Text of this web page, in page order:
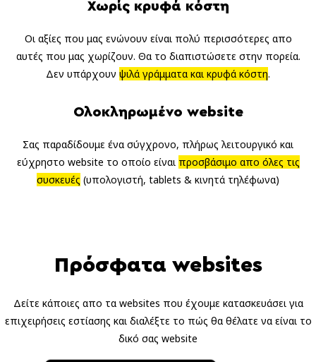
Χωρίς κρυφά κόστη
Οι αξίες που μας ενώνουν είναι πολύ περισσότερες απο
αυτές που μας χωρίζουν. Θα το διαπιστώσετε στην πορεία.
Δεν υπάρχουν ψιλά γράμματα και κρυφά κόστη.
Ολοκληρωμένο website
Σας παραδίδουμε ένα σύγχρονο, πλήρως λειτουργικό και
εύχρηστο website το οποίο είναι προσβάσιμο απο όλες τις
συσκευές (υπολογιστή, tablets & κινητά τηλέφωνα)
Πρόσφατα websites
Δείτε κάποιες απο τα websites που έχουμε κατασκευάσει για
επιχειρήσεις εστίασης και διαλέξτε το πώς θα θέλατε να είναι το
δικό σας website